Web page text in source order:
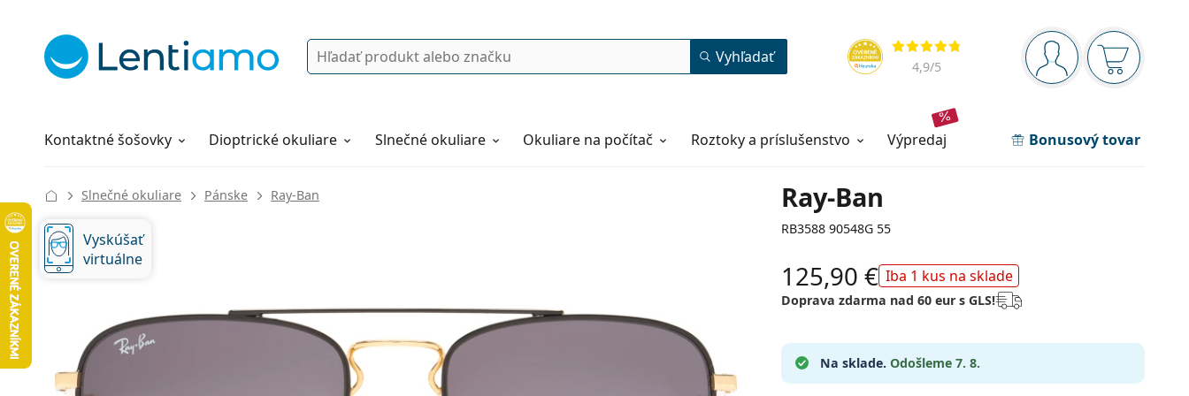
Navigačný panel
ste prihláseníNákupný
Hodnotenia
4,9/5
Vyhľadávanie Vyhľadať
Kontaktné šošovky
Roztoky Dioptrické okuliare Slnečné okuliare Okuliare na počítač Roztoky a príslušenstvo výpredaj Bonusový tovar
Všetko o nákupe
Ray-Ban
RB3588 90548G 55
Slnečné okuliare Pánske Ray-Ban
55
Vyskúšať
virtuálne
125,90 € Iba 1 kus na sklade
Doprava zdarma nad 60 eur s GLS!
Na sklade. Odošleme 7. 8.